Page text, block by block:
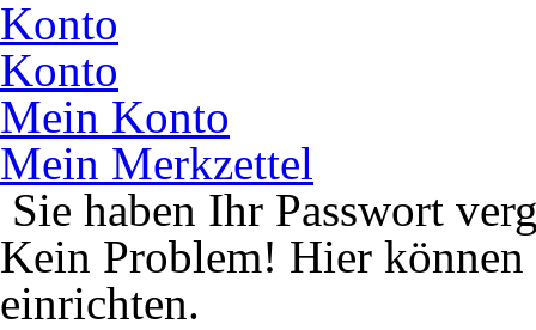
Konto
Konto
Mein Konto
Mein Merkzettel
Sie haben Ihr Passwort
Kein Problem! Hier können
einrichten.